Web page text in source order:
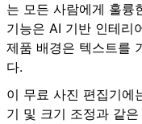
는 모든 사람에게 훌륭
기능은 AI 기반 인테리
제품 배경은 텍스트를
다.
이 무료 사진 편집기에
기 및 크기 조정과 같